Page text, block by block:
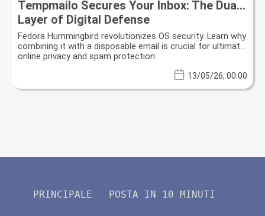
Tempmailo Secures Your Inbox: The Dual
Layer of Digital Defense
Fedora Hummingbird revolutionizes OS security. Learn why
combining it with a disposable email is crucial for ultimate
online privacy and spam protection.
13/05/26, 00:00
PRINCIPALE POSTA IN 10 MINUTI